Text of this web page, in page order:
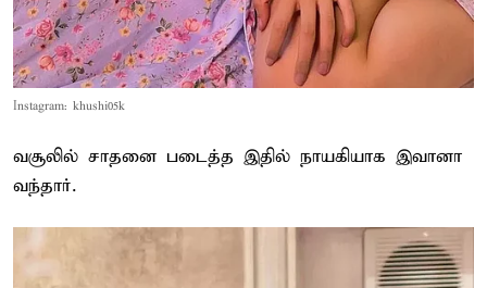
Instagram: khushi05k
வசூலில் சாதனை படைத்த இதில் நாயகியாக இவானா
வந்தார்.